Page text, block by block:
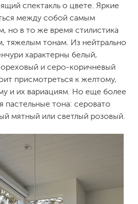
спектакль о цвете. Яркие
между собой самым
но в то же время стилистика
тяжелым тонам. Из нейтрально
характерны белый,
и серо-коричневый
присмотреться к желтому,
и их вариациям. Но еще более
пастельные тона: серовато
мятный или светлый розовый.